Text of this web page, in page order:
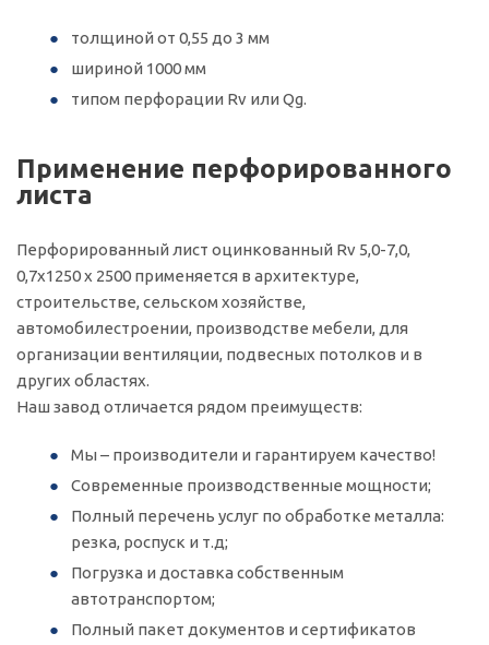
толщиной от 0,55 до 3 мм
шириной 1000 мм
типом перфорации Rv или Qg.
Применение перфорированного
листа
Перфорированный лист оцинкованный Rv 5,0-7,0,
0,7х1250 х 2500 применяется в архитектуре,
строительстве, сельском хозяйстве,
автомобилестроении, производстве мебели, для
организации вентиляции, подвесных потолков и в
других областях.
Наш завод отличается рядом преимуществ:
Мы – производители и гарантируем качество!
Современные производственные мощности;
Полный перечень услуг по обработке металла:
резка, роспуск и т.д;
Погрузка и доставка собственным
автотранспортом;
Полный пакет документов и сертификатов